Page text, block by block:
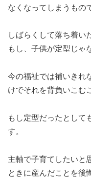
なくなってしまうもの
しばらくして落ち着い
もし、子供が定型じゃ
今の福祉では補いきれ
けでそれを背負いこむ
もし定型だったとして
す。
主軸で子育てしたいと
ときに産んだことを後